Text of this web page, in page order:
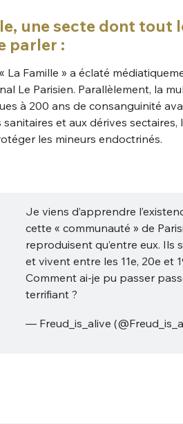
une secte dont tout
parler :
La Famille » a éclaté
Le Parisien. Parallèlement, la
à 200 ans de consanguinité
sanitaires et aux dérives
les mineurs endoctrinés.
Je viens d’apprendre
cette « communauté » de
reproduisent qu’entre eux. Ils
et vivent entre les 11e, 20e et
Comment ai-je pu passer
terrifiant ?
— Freud_is_alive